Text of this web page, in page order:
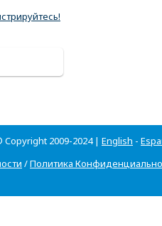
2009-2024 | English -
/Политика